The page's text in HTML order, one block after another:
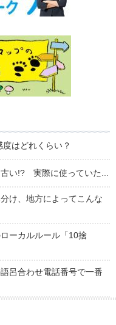
度はどれくらい？
い!? 実際に使っていた...
け、地方によってこんな
ーカルルール「10捨
呂合わせ電話番号で一番